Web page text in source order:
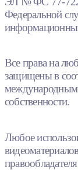
Федеральной
Все права на
защищены в
международным
собственности.
Любое